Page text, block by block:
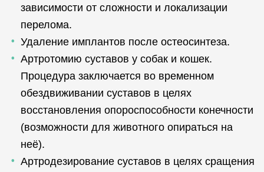
зависимости от сложности и локализации
перелома.
Удаление имплантов после остеосинтеза.
Артротомию суставов у собак и кошек.
Процедура заключается во временном
обездвиживании суставов в целях
восстановления опороспособности конечности
(возможности для животного опираться на
неё).
Артродезирование суставов в целях сращения